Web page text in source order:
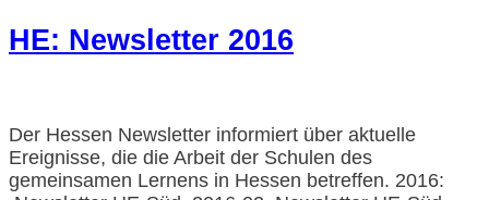
HE: Newsletter 2016
Der Hessen Newsletter informiert über aktuelle
Ereignisse, die die Arbeit der Schulen des
gemeinsamen Lernens in Hessen betreffen. 2016: